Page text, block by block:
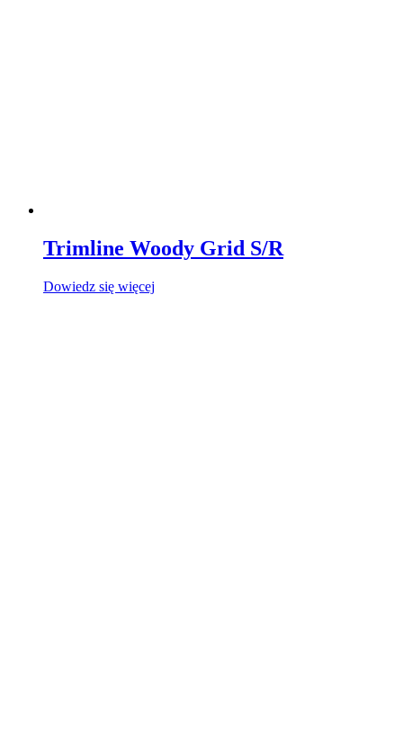
Trimline Woody Grid S/R
Dowiedz się więcej